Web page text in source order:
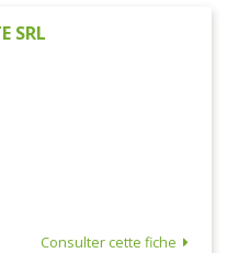
SRL
Consulter cette fiche